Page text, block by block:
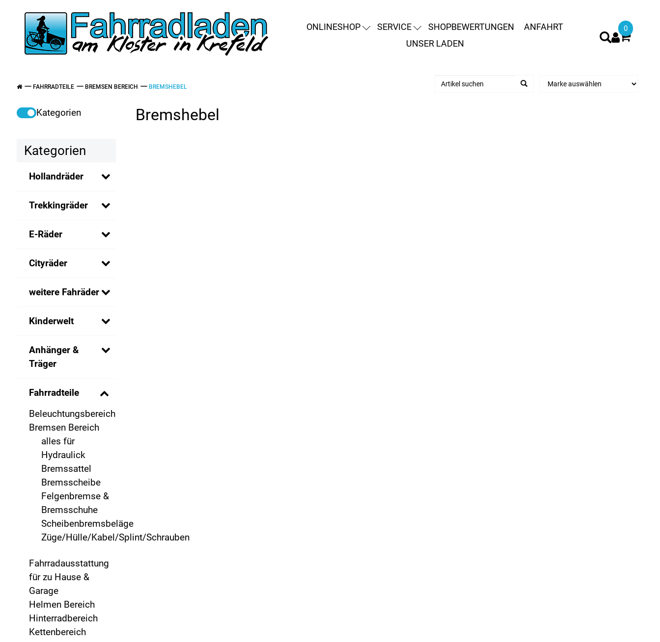
ONLINESHOP SERVICE SHOPBEWERTUNGEN
ANFAHRT
UNSER LADEN
0
FAHRRADTEILE BREMSEN BEREICH BREMSHEBEL
Kategorien Bremshebel
Kategorien
Hollandräder
Trekkingräder
E-Räder
Cityräder
weitere Fahräder
Kinderwelt
Anhänger &
Träger
Fahrradteile
Beleuchtungsbereich
Bremsen Bereich
alles für
Hydraulick
Bremssattel
Bremsscheibe
Felgenbremse &
Bremsschuhe
Scheibenbremsbeläge
Züge/Hülle/Kabel/Splint/Schrauben
Fahrradausstattung
für zu Hause &
Garage
Helmen Bereich
Hinterradbereich
Kettenbereich